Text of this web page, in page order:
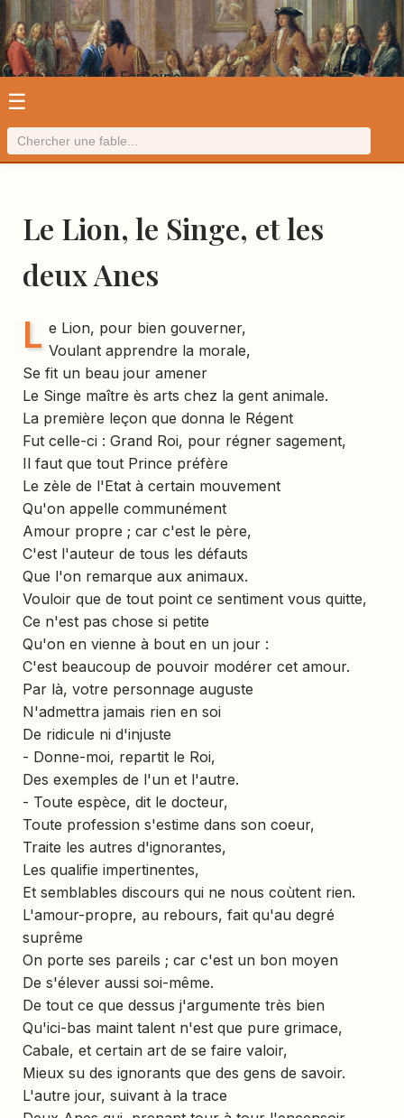
Les fables de La Fontaine
☰
Le Lion, le Singe, et les
deux Anes
L e Lion, pour bien gouverner,
Voulant apprendre la morale,
Se fit un beau jour amener
Le Singe maître ès arts chez la gent animale.
La première leçon que donna le Régent
Fut celle-ci : Grand Roi, pour régner sagement,
Il faut que tout Prince préfère
Le zèle de l'Etat à certain mouvement
Qu'on appelle communément
Amour propre ; car c'est le père,
C'est l'auteur de tous les défauts
Que l'on remarque aux animaux.
Vouloir que de tout point ce sentiment vous quitte,
Ce n'est pas chose si petite
Qu'on en vienne à bout en un jour :
C'est beaucoup de pouvoir modérer cet amour.
Par là, votre personnage auguste
N'admettra jamais rien en soi
De ridicule ni d'injuste
- Donne-moi, repartit le Roi,
Des exemples de l'un et l'autre.
- Toute espèce, dit le docteur,
Toute profession s'estime dans son coeur,
Traite les autres d'ignorantes,
Les qualifie impertinentes,
Et semblables discours qui ne nous coùtent rien.
L'amour-propre, au rebours, fait qu'au degré
suprême
On porte ses pareils ; car c'est un bon moyen
De s'élever aussi soi-même.
De tout ce que dessus j'argumente très bien
Qu'ici-bas maint talent n'est que pure grimace,
Cabale, et certain art de se faire valoir,
Mieux su des ignorants que des gens de savoir.
L'autre jour, suivant à la trace